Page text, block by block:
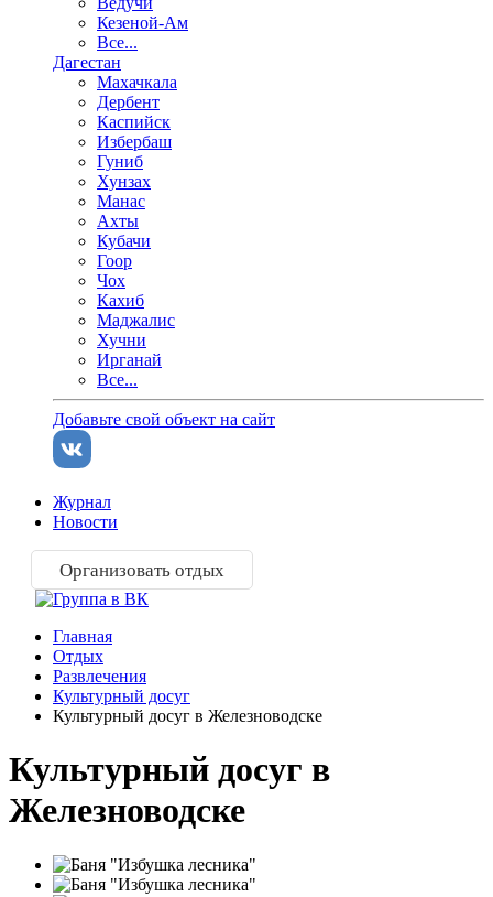
Кезеной-Ам
Все...
Дагестан
Махачкала
Дербент
Каспийск
Избербаш
Гуниб
Хунзах
Манас
Ахты
Кубачи
Гоор
Чох
Кахиб
Маджалис
Хучни
Ирганай
Все...
Добавьте свой объект на сайт
Журнал
Новости
Организовать отдых
Главная
Отдых
Развлечения
Культурный досуг
Культурный досуг в Железноводске
Культурный досуг в
Железноводске